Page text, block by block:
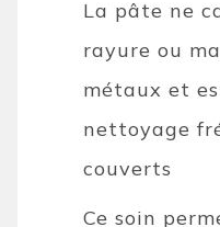
La pâte ne
rayure ou
métaux et
nettoyage
couverts
Ce soin